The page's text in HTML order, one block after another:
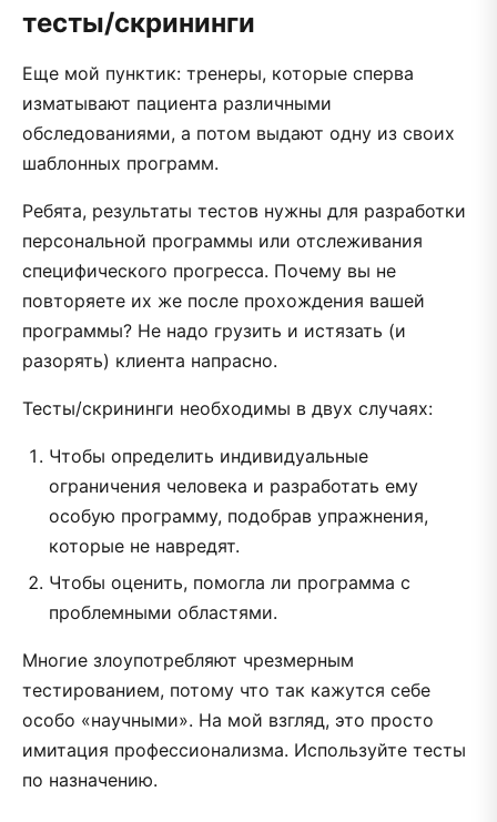
тесты/скрининги
Еще мой пунктик: тренеры, которые сперва
изматывают пациента различными
обследованиями, а потом выдают одну из своих
шаблонных программ.
Ребята, результаты тестов нужны для разработки
персональной программы или отслеживания
специфического прогресса. Почему вы не
повторяете их же после прохождения вашей
программы? Не надо грузить и истязать (и
разорять) клиента напрасно.
Тесты/скрининги необходимы в двух случаях:
Чтобы определить индивидуальные
ограничения человека и разработать ему
особую программу, подобрав упражнения,
которые не навредят.
Чтобы оценить, помогла ли программа с
проблемными областями.
Многие злоупотребляют чрезмерным
тестированием, потому что так кажутся себе
особо «научными». На мой взгляд, это просто
имитация профессионализма. Используйте тесты
по назначению.